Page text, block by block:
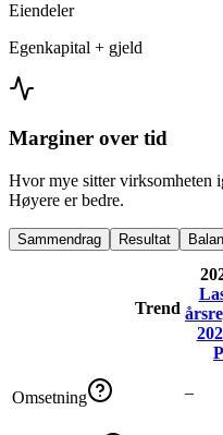
Eiendeler
Egenkapital + gjeld
Marginer over tid
Hvor mye sitter virksomheten
Høyere er bedre.
Sammendrag Resultat
Trend
Omsetning –